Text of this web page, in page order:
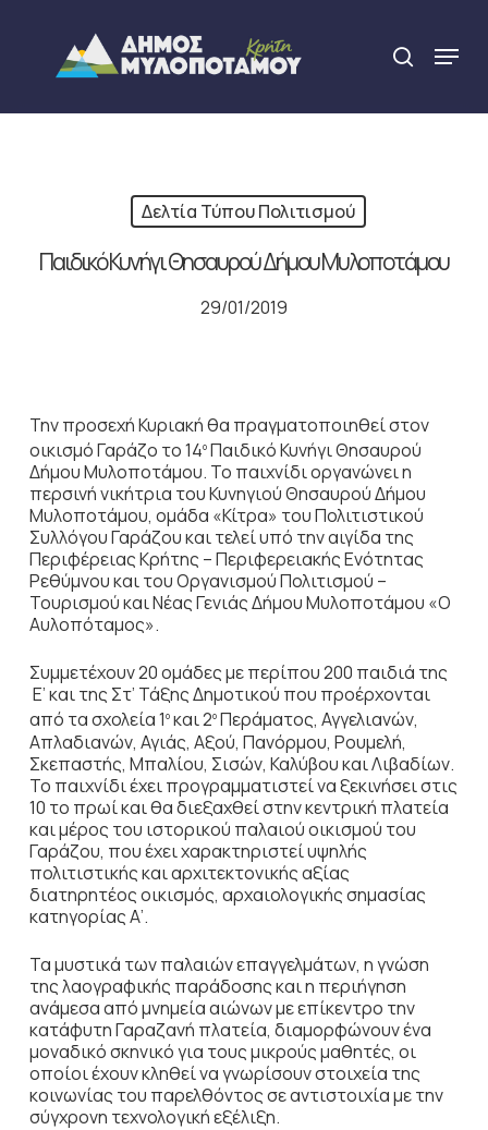
content
search
Menu
Δελτία Τύπου Πολιτισμού
Παιδικό Κυνήγι Θησαυρού Δήμου Μυλοποτάμου
29/01/2019
Την προσεχή Κυριακή θα πραγματοποιηθεί στον
οικισμό Γαράζο το 14οΠαιδικό Κυνήγι Θησαυρού
Δήμου Μυλοποτάμου. Το παιχνίδι οργανώνει η
περσινή νικήτρια του Κυνηγιού Θησαυρού Δήμου
Μυλοποτάμου, ομάδα «Κίτρα» του Πολιτιστικού
Συλλόγου Γαράζου και τελεί υπό την αιγίδα της
Περιφέρειας Κρήτης – Περιφερειακής Ενότητας
Ρεθύμνου και του Οργανισμού Πολιτισμού –
Τουρισμού και Νέας Γενιάς Δήμου Μυλοποτάμου «Ο
Αυλοπόταμος».
Συμμετέχουν 20 ομάδες με περίπου 200 παιδιά της
Ε’ και της Στ’ Τάξης Δημοτικού που προέρχονται
από τα σχολεία 1οκαι 2οΠεράματος, Αγγελιανών,
Απλαδιανών, Αγιάς, Αξού, Πανόρμου, Ρουμελή,
Σκεπαστής, Μπαλίου, Σισών, Καλύβου και Λιβαδίων.
Το παιχνίδι έχει προγραμματιστεί να ξεκινήσει στις
10 το πρωί και θα διεξαχθεί στην κεντρική πλατεία
και μέρος του ιστορικού παλαιού οικισμού του
Γαράζου, που έχει χαρακτηριστεί υψηλής
πολιτιστικής και αρχιτεκτονικής αξίας
διατηρητέος οικισμός, αρχαιολογικής σημασίας
κατηγορίας Α’.
Τα μυστικά των παλαιών επαγγελμάτων, η γνώση
της λαογραφικής παράδοσης και η περιήγηση
ανάμεσα από μνημεία αιώνων με επίκεντρο την
κατάφυτη Γαραζανή πλατεία, διαμορφώνουν ένα
μοναδικό σκηνικό για τους μικρούς μαθητές, οι
οποίοι έχουν κληθεί να γνωρίσουν στοιχεία της
κοινωνίας του παρελθόντος σε αντιστοιχία με την
σύγχρονη τεχνολογική εξέλιξη.
Close